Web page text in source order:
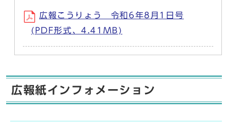
広報こうりょう 令和6年8月1日号
(PDF形式、4.41MB)
広報紙インフォメーション